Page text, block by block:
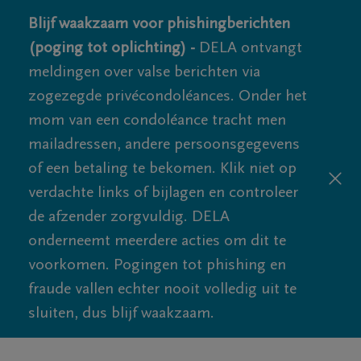
Blijf waakzaam voor phishingberichten
(poging tot oplichting) - DELA ontvangt
meldingen over valse berichten via
zogezegde privécondoléances. Onder het
mom van een condoléance tracht men
mailadressen, andere persoonsgegevens
of een betaling te bekomen. Klik niet op
verdachte links of bijlagen en controleer
de afzender zorgvuldig. DELA
onderneemt meerdere acties om dit te
voorkomen. Pogingen tot phishing en
fraude vallen echter nooit volledig uit te
sluiten, dus blijf waakzaam.